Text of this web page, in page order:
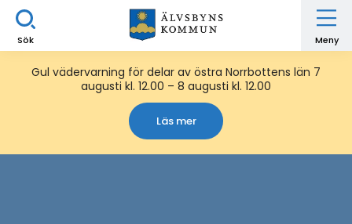
Sök Meny
Gul vädervarning för delar av östra Norrbottens län 7
augusti kl. 12.00 – 8 augusti kl. 12.00
Läs mer